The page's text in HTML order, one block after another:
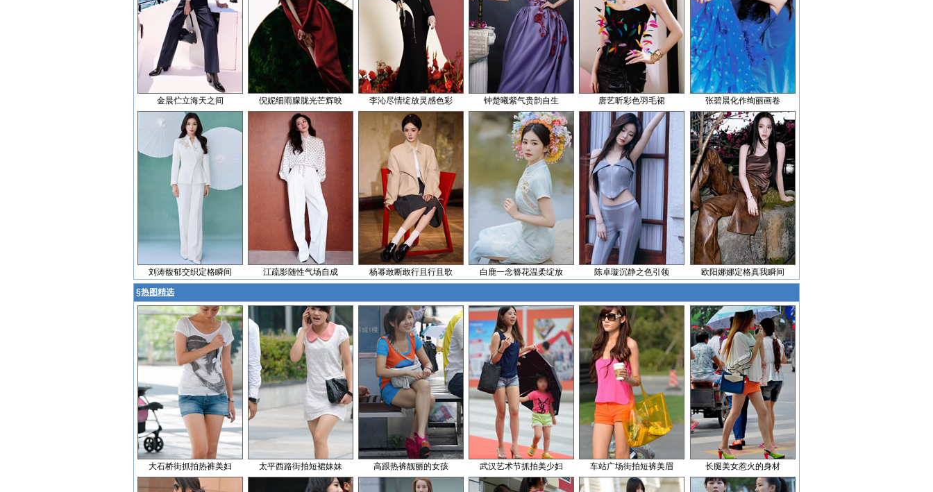
金晨伫立海天之间 倪妮细雨朦胧光芒辉映 李沁尽情绽放灵感色彩 钟楚曦紫气贵韵自生 唐艺昕彩色羽毛裙 张碧晨化作绚丽画卷
刘涛馥郁交织定格瞬间 江疏影随性气场自成 杨幂敢断敢行且行且歌 白鹿一念簪花温柔绽放 陈卓璇沉静之色引领 欧阳娜娜定格真我瞬间
§热图精选
大石桥街抓拍热裤美妇 太平西路街拍短裙妹妹 高跟热裤靓丽的女孩 武汉艺术节抓拍美少妇 车站广场街拍短裤美眉 长腿美女惹火的身材